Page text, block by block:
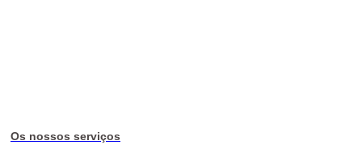
Os nossos serviços